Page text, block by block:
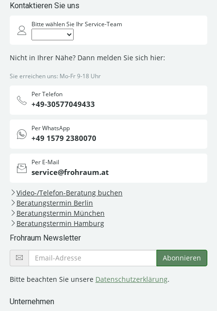
Kontaktieren Sie uns
Bitte wählen Sie Ihr Service-Team
Nicht in Ihrer Nähe? Dann melden Sie sich hier:
Sie erreichen uns: Mo-Fr 9-18 Uhr
Per Telefon
+49-30577049433
Per WhatsApp
+49 1579 2380070
Per E-Mail
service@frohraum.at
Video-/Telefon-Beratung buchen
Beratungstermin Berlin
Beratungstermin München
Beratungstermin Hamburg
Frohraum Newsletter
Bitte beachten Sie unsere Datenschutzerklärung.
Unternehmen